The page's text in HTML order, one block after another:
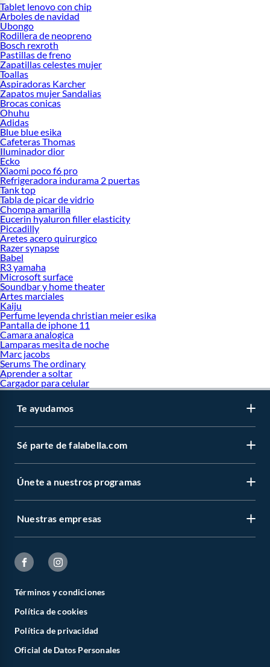
Tablet lenovo con chip
Arboles de navidad
Ubongo
Rodillera de neopreno
Bosch rexroth
Pastillas de freno
Zapatillas celestes mujer
Toallas
Aspiradoras Karcher
Zapatos mujer Sandalias
Brocas conicas
Ohuhu
Adidas
Blue blue esika
Cafeteras Thomas
Iluminador dior
Ecko
Xiaomi poco f6 pro
Refrigeradora indurama 2 puertas
Tank top
Tabla de picar de vidrio
Chompa amarilla
Eucerin hyaluron filler elasticity
Piccadilly
Aretes acero quirurgico
Razer synapse
Babel
R3 yamaha
Microsoft surface
Soundbar y home theater
Artes marciales
Kaiju
Perfume leyenda christian meier esika
Pantalla de iphone 11
Camara analogica
Lamparas mesita de noche
Marc jacobs
Serums The ordinary
Aprender a soltar
Cargador para celular
Te ayudamos
Sé parte de falabella.com
Únete a nuestros programas
Nuestras empresas
Términos y condiciones
Política de cookies
Política de privacidad
Oficial de Datos Personales